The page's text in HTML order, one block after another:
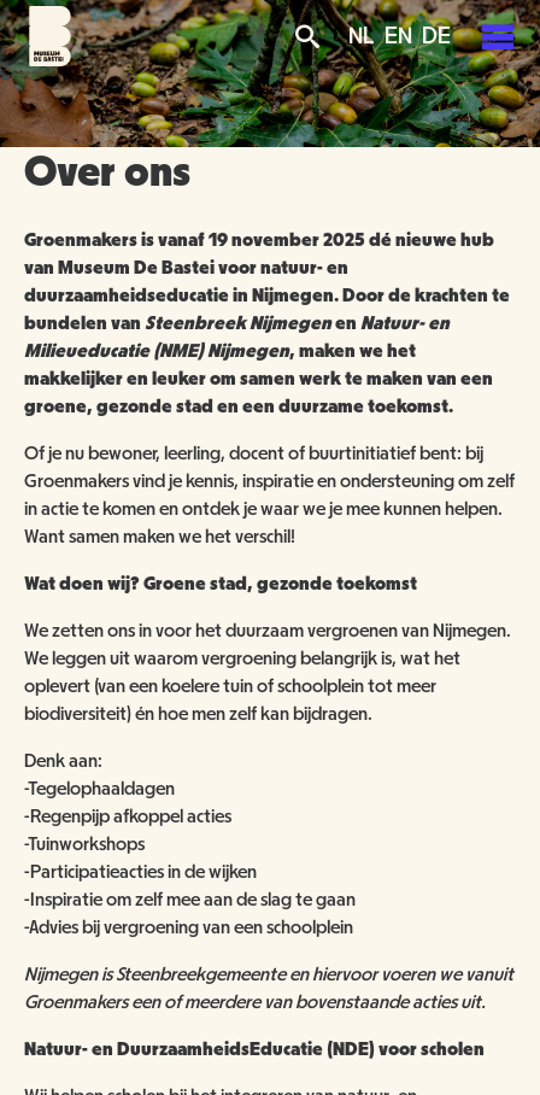
Overslaan
en
naar
de
inhoud
gaan
Skip
to
main
navigation
Skip
to
search
NL EN DE
PLAN JE BEZOEK
OPENINGSTIJDEN
ENTREEPRIJZEN
BEREIKBAARHEID
TOEGANKELIJKHEID
GROEPSBEZOEK
SCHOOLBEZOEK
EXPOSITIES
HORECA
MUSEUMWINKEL
NU TE KOOP IN DE WINKEL
NIJMEEGSE VOGELMONUMENTJES
ZAALVERHUUR
HUISREGELS
KINDERFEESTJE
AGENDA
OVER ONS
MISSIE EN VISIE
NIEUWS
ORGANISATIE
ANBI
BESTUUR
ORGANOGRAM
VRIJWILLIGERS
VACATURES
WORD VRIEND
SCHENKEN & NALATEN
COLLECTIE
OVER DE COLLECTIE
DOOD DIER GEVONDEN?
PUBLICATIES
BRUIKLENEN
ARCHITECTUUR
NIEUWSBRIEF
2000 JAAR GESCHIEDENIS AAN DE WAAL
CONTACT
VERRIJK JEZELF IN HET RIJK VAN NIJMEGEN
GROENMAKERS
BEWONERS
SCHOLEN
NATUUR- & MILIEUORGANISATIES
NATUUR- & MILIEUORGANISATIES
NME NIEUWS & INSPIRATIE
KOOP TICKETS
Over ons
Groenmakers is vanaf 19 november 2025 dé nieuwe hub
van Museum De Bastei voor natuur- en
duurzaamheidseducatie in Nijmegen. Door de krachten te
bundelen van Steenbreek Nijmegenen Natuur- en
Milieueducatie (NME) Nijmegen, maken we het
makkelijker en leuker om samen werk te maken van een
groene, gezonde stad en een duurzame toekomst.
Of je nu bewoner, leerling, docent of buurtinitiatief bent: bij
Groenmakers vind je kennis, inspiratie en ondersteuning om zelf
in actie te komen en ontdek je waar we je mee kunnen helpen.
Want samen maken we het verschil!
Wat doen wij? Groene stad, gezonde toekomst
We zetten ons in voor het duurzaam vergroenen van Nijmegen.
We leggen uit waarom vergroening belangrijk is, wat het
oplevert (van een koelere tuin of schoolplein tot meer
biodiversiteit) én hoe men zelf kan bijdragen.
Denk aan:
-Tegelophaaldagen
-Regenpijp afkoppel acties
-Tuinworkshops
-Participatieacties in de wijken
-Inspiratie om zelf mee aan de slag te gaan
-Advies bij vergroening van een schoolplein
Nijmegen is Steenbreekgemeente en hiervoor voeren we vanuit
Groenmakers een of meerdere van bovenstaande acties uit.
Natuur- en DuurzaamheidsEducatie (NDE) voor scholen